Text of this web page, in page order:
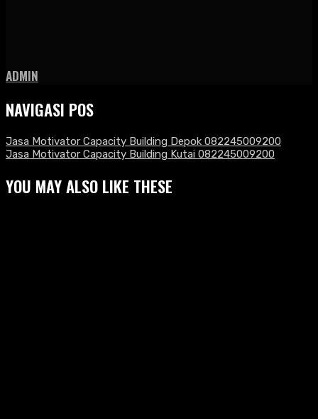
ADMIN
NAVIGASI POS
Jasa Motivator Capacity Building Depok 082245009200
Jasa Motivator Capacity Building Kutai 082245009200
YOU MAY ALSO LIKE THESE